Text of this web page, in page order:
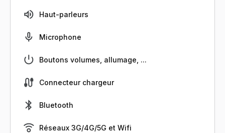
Haut-parleurs
Microphone
Boutons volumes, allumage, ...
Connecteur chargeur
Bluetooth
Réseaux 3G/4G/5G et Wifi